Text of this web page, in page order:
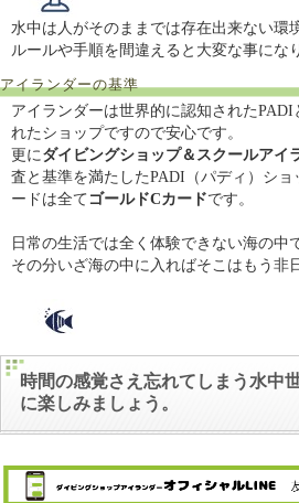
水中は人がそのままでは存在出来ない環
ルールや手順を間違えると大変な事にな
アイランダーの基準
アイランダーは世界的に認知された
れたショップですので安心です。
更にダイビングショップ＆スクールアイ
査と基準を満たしたPADI（パディ）シ
ードは全てゴールドCカードです。
日常の生活では全く体験できない海の中
その分いざ海の中に入ればそこはもう非
時間の感覚さえ忘れてしまう水中
に楽しみましょう。